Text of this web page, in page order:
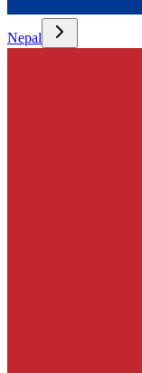
Nepal